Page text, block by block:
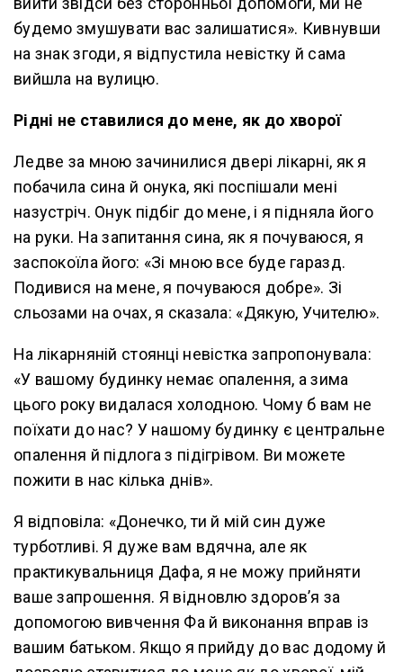
будемо змушувати вас залишатися». Кивнувши
на знак згоди, я відпустила невістку й сама
вийшла на вулицю.
Рідні не ставилися до мене, як до хворої
Ледве за мною зачинилися двері лікарні, як я
побачила сина й онука, які поспішали мені
назустріч. Онук підбіг до мене, і я підняла його
на руки. На запитання сина, як я почуваюся, я
заспокоїла його: «Зі мною все буде гаразд.
Подивися на мене, я почуваюся добре». Зі
сльозами на очах, я сказала: «Дякую, Учителю».
На лікарняній стоянці невістка запропонувала:
«У вашому будинку немає опалення, а зима
цього року видалася холодною. Чому б вам не
поїхати до нас? У нашому будинку є центральне
опалення й підлога з підігрівом. Ви можете
пожити в нас кілька днів».
Я відповіла: «Донечко, ти й мій син дуже
турботливі. Я дуже вам вдячна, але як
практикувальниця Дафа, я не можу прийняти
ваше запрошення. Я відновлю здоров’я за
допомогою вивчення Фа й виконання вправ із
вашим батьком. Якщо я прийду до вас додому й